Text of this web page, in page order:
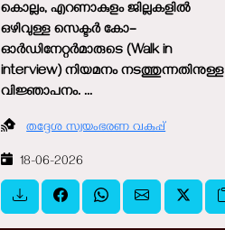
കൊല്ലം, എറണാകുളം ജില്ലകളിൽ
ഒഴിവുള്ള സെക്ടർ കോ–
ഓർഡിനേറ്റർമാരുടെ (Walk in
interview) നിയമനം നടത്തുന്നതിനുള്ള
വിജ്ഞാപനം. ...
തദ്ദേശ സ്വയംഭരണ വകുപ്പ്
18-06-2026